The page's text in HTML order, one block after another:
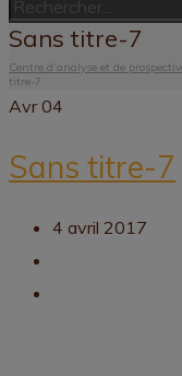
Sans titre-7
Centre d’analyse et de
titre-7
Avr 04
Sans titre-7
4 avril 2017